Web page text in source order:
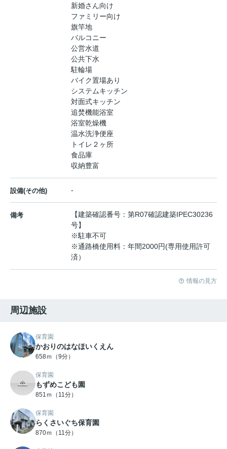
新婚さん向け
ファミリー向け
旗竿地
バルコニー
公営水道
公共下水
駐輪場
バイク置場あり
システムキッチン
対面式キッチン
追焚機能浴室
浴室乾燥機
温水洗浄便座
トイレ２ヶ所
食品庫
収納豊富
設備(その他) -
備考
【建築確認番号：第R07確認建築IPEC30236
号】
※駐車不可
※通路橋使用料：年間2000円(専用使用許可
済）
情報の見方
周辺施設
保育園
かおりのはなほいくえん
658ｍ（9分）
保育園
もずめこども園
851ｍ（11分）
保育園
らくさいぐち保育園
870ｍ（11分）